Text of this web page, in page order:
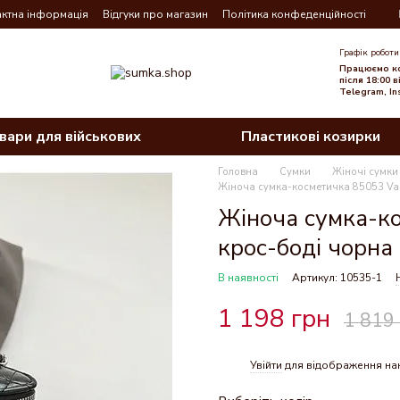
інформація Відгуки про магазин Політика конфеденційності
Графік
Працюємо
після 18:00
Telegram,
для військових Пластикові козирки
Головна Сумки
Жіночі сумки
Жіноча сумка-косметичка 85053
Жіноча сумка-
крос-боді чорна
В наявності Артикул: 10535-1
1 198 грн 1 819
Увійти для відображення